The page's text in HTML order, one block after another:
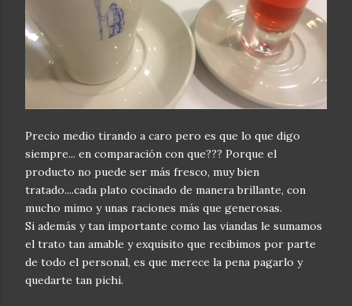
Precio medio tirando a caro pero es que lo que digo
siempre... en comparación con que??? Porque el
producto no puede ser más fresco, muy bien
tratado....cada plato cocinado de manera brillante, con
mucho mimo y unas raciones más que generosas.
Si además y tan importante como las viandas le sumamos
el trato tan amable y exquisito que recibimos por parte
de todo el personal, es que merece la pena pagarlo y
quedarte tan pichi.